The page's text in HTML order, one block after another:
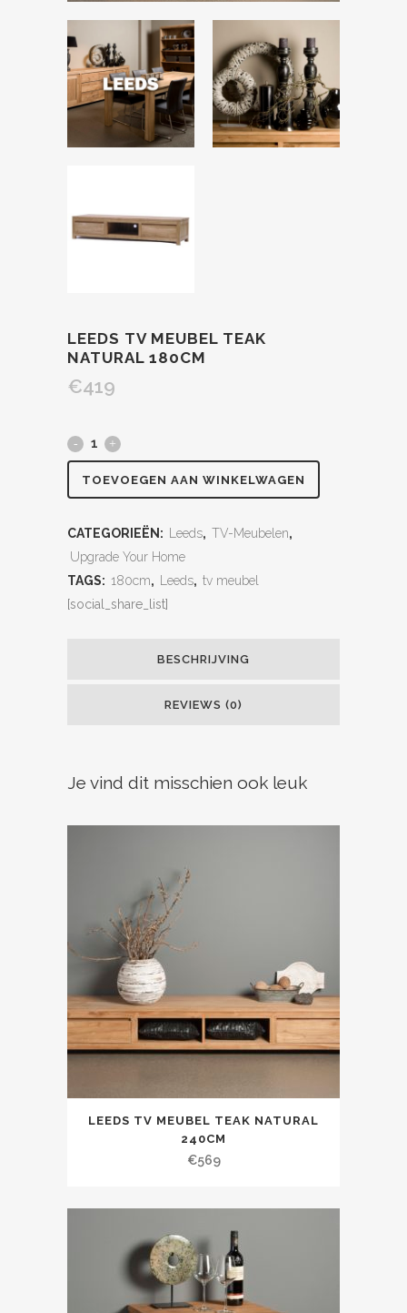
LEEDS TV MEUBEL TEAK
NATURAL 180CM
€419
TOEVOEGEN AAN WINKELWAGEN
CATEGORIEËN: Leeds, TV-Meubelen,
Upgrade Your Home
TAGS: 180cm, Leeds, tv meubel
[social_share_list]
BESCHRIJVING
REVIEWS (0)
Je vind dit misschien ook leuk
LEEDS TV MEUBEL TEAK NATURAL
240CM
€569